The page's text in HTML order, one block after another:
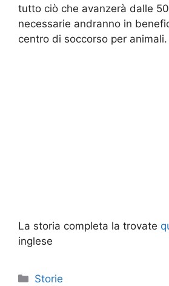
tutto ciò che avanzerà dalle
necessarie andranno in
centro di soccorso per animali.
La storia completa la trovate
inglese
Categorie
Storie